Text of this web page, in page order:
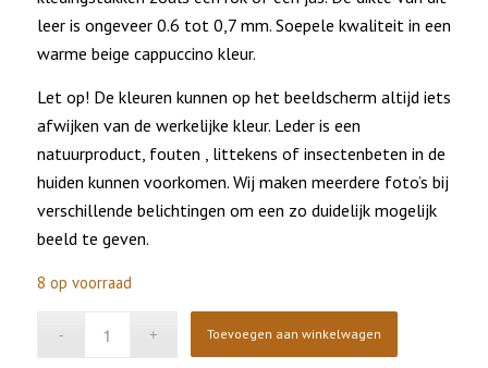
leer is ongeveer 0.6 tot 0,7 mm. Soepele kwaliteit in een
warme beige cappuccino kleur.
Let op! De kleuren kunnen op het beeldscherm altijd iets
afwijken van de werkelijke kleur. Leder is een
natuurproduct, fouten , littekens of insectenbeten in de
huiden kunnen voorkomen. Wij maken meerdere foto’s bij
verschillende belichtingen om een zo duidelijk mogelijk
beeld te geven.
8 op voorraad
Toevoegen aan winkelwagen